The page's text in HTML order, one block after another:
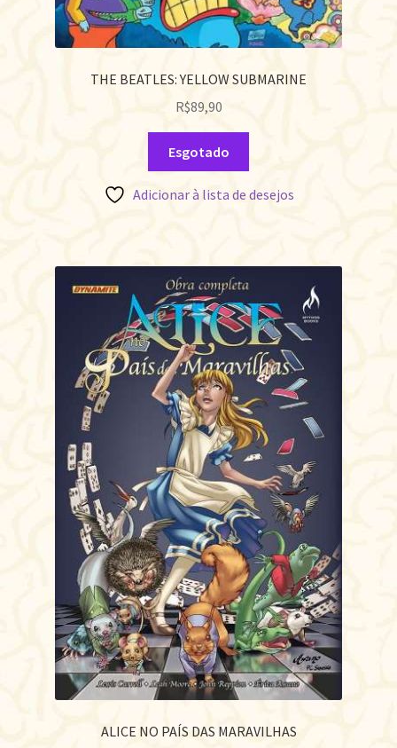
THE BEATLES: YELLOW SUBMARINE
R$89,90
Esgotado
Adicionar à lista de desejos
ALICE NO PAÍS DAS MARAVILHAS